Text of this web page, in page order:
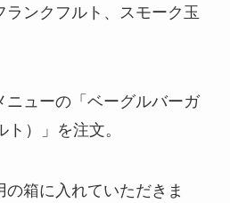
ランクフルト、スモーク玉
ニューの「ベーグルバーガ
）」を注文。
箱に入れていただきま